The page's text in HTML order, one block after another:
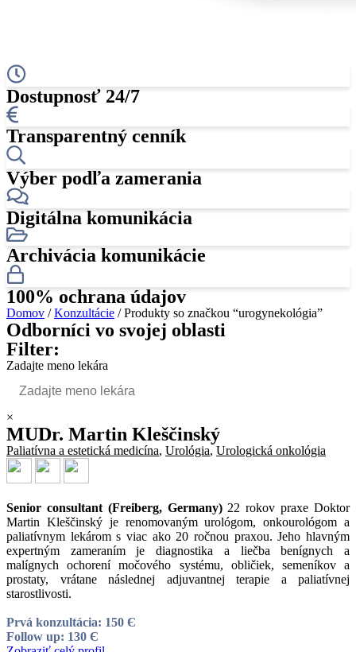
Dostupnosť 24/7
Transparentný cenník
Výber podľa zamerania
Digitálna komunikácia
Archivácia komunikácie
100% ochrana údajov
Domov /Konzultácie / Produkty so značkou “urogynekológia”
Odborníci vo svojej oblasti
Filter:
Zadajte meno lekára
×
MUDr. Martin Kleščinský
Paliatívna a estetická medicína, Urológia, Urologická onkológia
Senior consultant (Freiberg, Germany) 22 rokov praxe Doktor
Martin Kleščinský je renomovaným urológom, onkourológom a
paliatívnym lekárom s viac ako 20 ročnou praxou. Jeho hlavným
expertným zameraním je diagnostika a liečba benígnych a
malígnych ochorení močového systému, obličiek, semeníkov a
prostaty, vrátane následnej adjuvantnej terapie a paliatívnej
starostlivosti.
Prvá konzultácia: 150 Є
Follow up: 130 Є